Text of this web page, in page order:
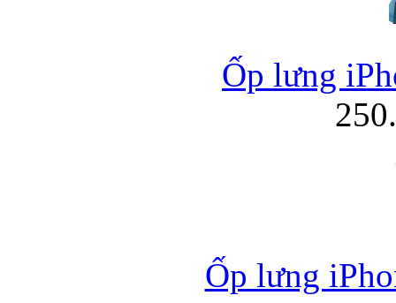
Ốp lưng
Ốp lưng